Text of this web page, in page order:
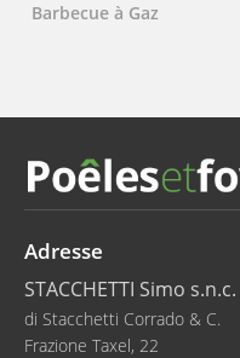
Barbecue à Gaz
Adresse
STACCHETTI Simo s.n.c.
di Stacchetti Corrado & C.
Frazione Taxel, 22